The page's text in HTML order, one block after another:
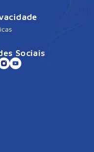
Sociais